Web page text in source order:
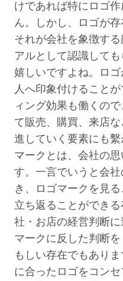
けであれば特にロゴ
ん。しかし、ロゴが存
それが会社を象徴す
アルとして認識して
嬉しいですよね。ロ
人へ印象付けること
ィング効果も働くの
て販売、購買、来店
進していく要素にも
マークとは、会社の
す。一言でいうと会
き、ロゴマークを見
立ち返ることができ
社・お店の経営判断
マークに反した判断
もしい存在でもあり
に合ったロゴをコン